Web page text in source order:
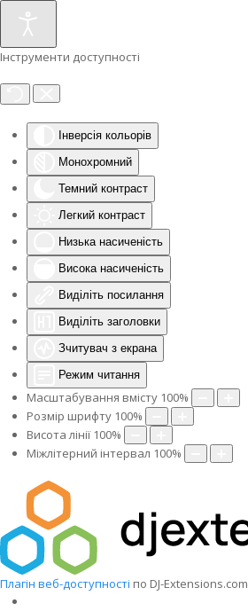
Інструменти доступності
Інверсія кольорів
Монохромний
Темний контраст
Легкий контраст
Низька насиченість
Висока насиченість
Виділіть посилання
Виділіть заголовки
Зчитувач з екрана
Режим читання
Масштабування вмісту 100%
Розмір шрифту 100%
Висота лінії 100%
Міжлітерний інтервал 100%
Плагін веб-доступності по DJ-Extensions.com